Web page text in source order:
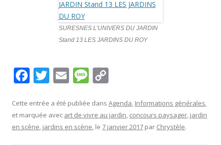
SURESNES L’UNIVERS DU JARDIN
Stand 13 LES JARDINS DU ROY
F
e
b
T
itt
er
E
ai
l
M
ss
a
p
y
Cette entrée a été publiée dans Agenda, Informations générales,
et marquée avec art de vivre au jardin, concours paysager, jardin
en scène, jardins en scène, le 7 janvier 2017 par Chrystèle.